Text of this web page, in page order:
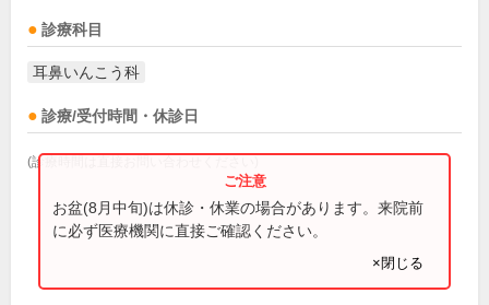
診療科目
耳鼻いんこう科
診療/受付時間・休診日
(診療時間は直接お問い合わせください)
お盆(8月中旬)は休診・休業の場合があります。来院前
に必ず医療機関に直接ご確認ください。
×閉じる